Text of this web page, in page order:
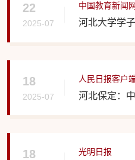
22
2025-07
中国教育新闻网
河北大学学
18
2025-07
人民日报客户
河北保定：
18 光明日报